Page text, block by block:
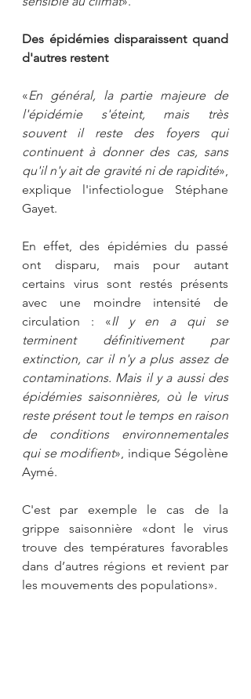
Des épidémies disparaissent quand
d'autres restent
«En général, la partie majeure de
l'épidémie s'éteint, mais très
souvent il reste des foyers qui
continuent à donner des cas, sans
qu'il n'y ait de gravité ni de rapidité»,
explique l'infectiologue Stéphane
Gayet.
En effet, des épidémies du passé
ont disparu, mais pour autant
certains virus sont restés présents
avec une moindre intensité de
circulation : «Il y en a qui se
terminent définitivement par
extinction, car il n'y a plus assez de
contaminations. Mais il y a aussi des
épidémies saisonnières, où le virus
reste présent tout le temps en raison
de conditions environnementales
qui se modifient», indique Ségolène
Aymé.
C'est par exemple le cas de la
grippe saisonnière «dont le virus
trouve des températures favorables
dans d’autres régions et revient par
les mouvements des populations».